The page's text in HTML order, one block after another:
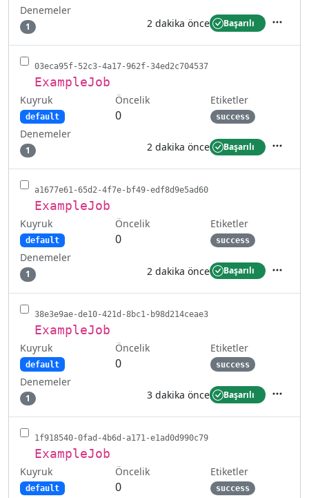
Denemeler
1 2 dakika önce Başarılı
03eca95f-52c3-4a17-962f-34ed2c704537
ExampleJob
Kuyruk
default
Öncelik
0
Etiketler
success
Denemeler
1 2 dakika önce Başarılı
a1677e61-65d2-4f7e-bf49-edf8d9e5ad60
ExampleJob
Kuyruk
default
Öncelik
0
Etiketler
success
Denemeler
1 2 dakika önce Başarılı İşlemler
38e3e9ae-de10-421d-8bc1-b98d214ceae3
ExampleJob
Kuyruk
default
Öncelik
0
Etiketler
success
Denemeler
1 3 dakika önce Başarılı
1f918540-0fad-4b6d-a171-e1ad0d990c79
ExampleJob
Kuyruk
default
Öncelik
0
Etiketler
success